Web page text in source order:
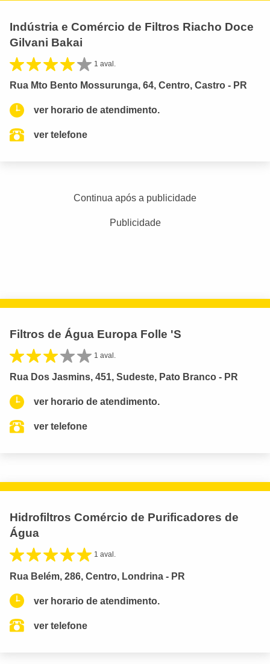
Indústria e Comércio de Filtros Riacho Doce
Gilvani Bakai
1 aval.
Rua Mto Bento Mossurunga, 64, Centro, Castro - PR
ver horario de atendimento.
ver telefone
Continua após a publicidade
Publicidade
Filtros de Água Europa Folle 'S
1 aval.
Rua Dos Jasmins, 451, Sudeste, Pato Branco - PR
ver horario de atendimento.
ver telefone
Hidrofiltros Comércio de Purificadores de
Água
1 aval.
Rua Belém, 286, Centro, Londrina - PR
ver horario de atendimento.
ver telefone